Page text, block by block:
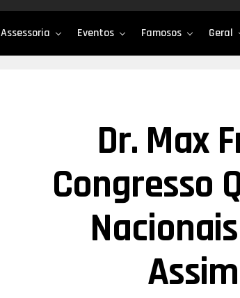
Assessoria Eventos Famosos Geral
Dr. Max
Congresso